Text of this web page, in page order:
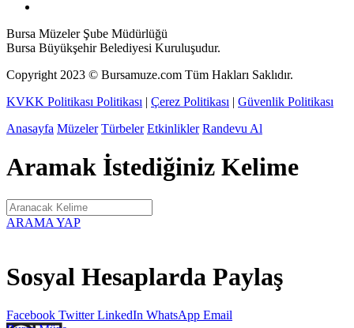
Bursa Müzeler Şube Müdürlüğü
Bursa Büyükşehir Belediyesi Kuruluşudur.
Copyright 2023 © Bursamuze.com Tüm Hakları Saklıdır.
KVKK Politikası Politikası | Çerez Politikası | Güvenlik Politikası
Anasayfa Müzeler Türbeler Etkinlikler Randevu Al
Aramak İstediğiniz Kelime
ARAMA YAP
Sosyal Hesaplarda Paylaş
Facebook Twitter LinkedIn WhatsApp Email